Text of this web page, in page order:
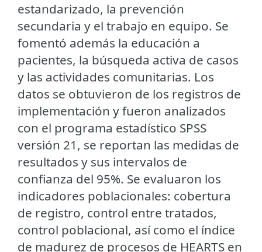
estandarizado, la prevención
secundaria y el trabajo en equipo. Se
fomentó además la educación a
pacientes, la búsqueda activa de casos
y las actividades comunitarias. Los
datos se obtuvieron de los registros de
implementación y fueron analizados
con el programa estadístico SPSS
versión 21, se reportan las medidas de
resultados y sus intervalos de
confianza del 95%. Se evaluaron los
indicadores poblacionales: cobertura
de registro, control entre tratados,
control poblacional, así como el índice
de madurez de procesos de HEARTS en